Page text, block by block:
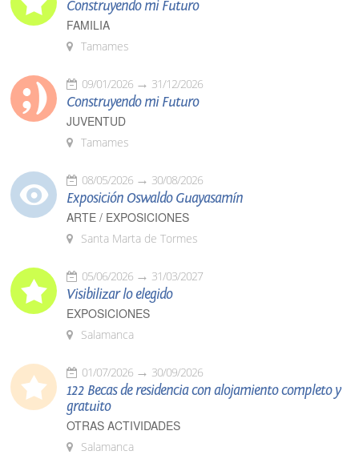
Construyendo mi Futuro
FAMILIA
Tamames
09/01/2026 31/12/2026
Construyendo mi Futuro
JUVENTUD
Tamames
08/05/2026 30/08/2026
Exposición Oswaldo Guayasamín
ARTE / EXPOSICIONES
Santa Marta de Tormes
05/06/2026 31/03/2027
Visibilizar lo elegido
EXPOSICIONES
Salamanca
01/07/2026 30/09/2026
122 Becas de residencia con alojamiento completo y
gratuito
OTRAS ACTIVIDADES
Salamanca